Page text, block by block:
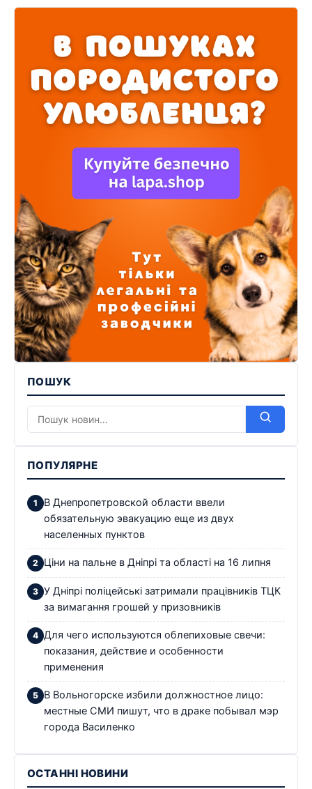
ПОШУК
ПОПУЛЯРНЕ
В Днепропетровской области ввели
обязательную эвакуацию еще из двух
населенных пунктов
Ціни на пальне в Дніпрі та області на 16 липня
У Дніпрі поліцейські затримали працівників ТЦК
за вимагання грошей у призовників
Для чего используются облепиховые свечи:
показания, действие и особенности
применения
В Вольногорске избили должностное лицо:
местные СМИ пишут, что в драке побывал мэр
города Василенко
ОСТАННІ НОВИНИ